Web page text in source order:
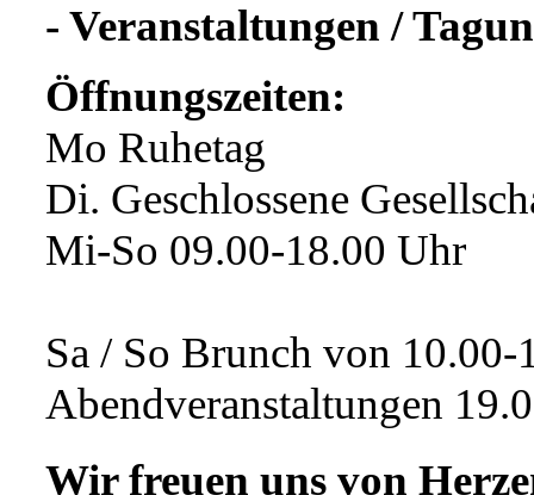
- Veranstaltungen /
Öffnungszeiten:
Mo Ruhetag
Di. Geschlossene
Mi-So 09.00-18.00 Uhr
Sa / So Brunch von
Abendveranstaltungen
Wir freuen uns von